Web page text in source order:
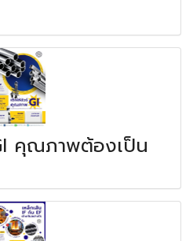
คุณภาพต้องเป็น